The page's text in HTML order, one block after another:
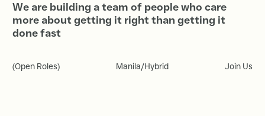
We are building a team of people who care
more about getting it right than getting it
done fast
(Open Roles) Manila/Hybrid Join Us